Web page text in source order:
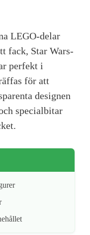
LEGO-delar
fack, Star Wars-
perfekt i
för att
designen
specialbitar